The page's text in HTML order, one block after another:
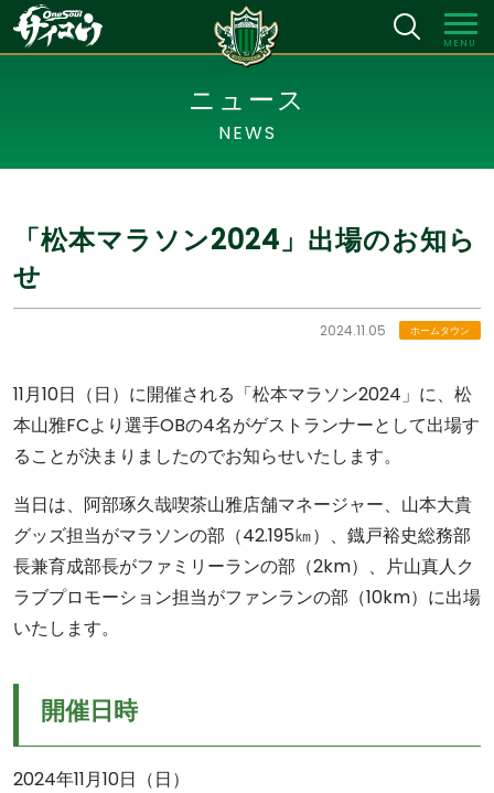
MENU
ニュース
NEWS
「松本マラソン2024」出場のお知ら
せ
2024.11.05 ホームタウン
11月10日（日）に開催される「松本マラソン2024」に、松
本山雅FCより選手OBの4名がゲストランナーとして出場す
ることが決まりましたのでお知らせいたします。
当日は、阿部琢久哉喫茶山雅店舗マネージャー、山本大貴
グッズ担当がマラソンの部（42.195㎞）、鐡戸裕史総務部
長兼育成部長がファミリーランの部（2km）、片山真人ク
ラブプロモーション担当がファンランの部（10km）に出場
いたします。
開催日時
2024年11月10日（日）